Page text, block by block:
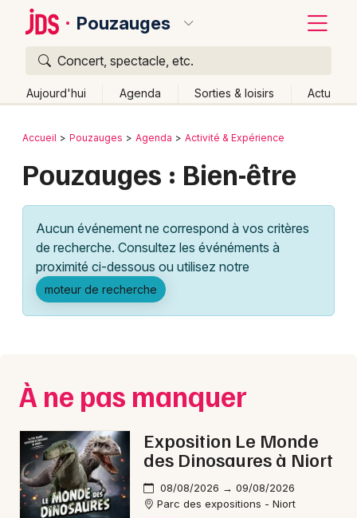
Pouzauges
Concert, spectacle, etc.
Aujourd'hui Agenda Sorties & loisirs Actu
Publier un événement
Grands événements
Activité & Expérience
Manifestations
Spectacles
Concerts
Sports
Soirées
Bordeaux
Lille
Lyon
Marseille
Nantes
Nice
Paris
Strasbourg
Retour
Accueil Pouzauges Agenda Activité & Expérience
Pouzauges : Bien-être
Aucun événement ne correspond à vos critères
de recherche. Consultez les événéments à
proximité ci-dessous ou utilisez notre
moteur de recherche
À ne pas manquer
Exposition Le Monde
des Dinosaures à Niort
08/08/2026 → 09/08/2026
Parc des expositions - Niort
Quoi ?
Où ?
Pays de la Loire
Partout Près de moi Changer de lieu
Quand ?
Ce week-end